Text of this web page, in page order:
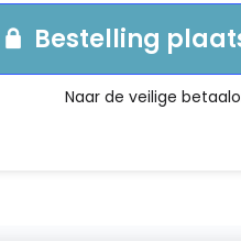
Bestelling
Naar de veilige